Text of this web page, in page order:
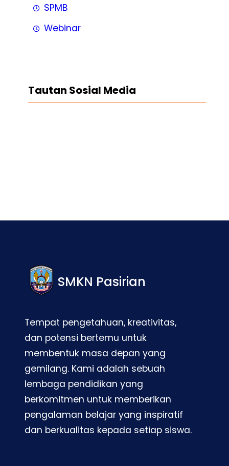
SPMB
Webinar
Tautan Sosial Media
SMKN Pasirian
Tempat pengetahuan, kreativitas,
dan potensi bertemu untuk
membentuk masa depan yang
gemilang. Kami adalah sebuah
lembaga pendidikan yang
berkomitmen untuk memberikan
pengalaman belajar yang inspiratif
dan berkualitas kepada setiap siswa.